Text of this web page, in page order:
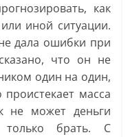
как
иной ситуации.
дала ошибки при
что он не
один на один,
масса
не может деньги
только брать. С